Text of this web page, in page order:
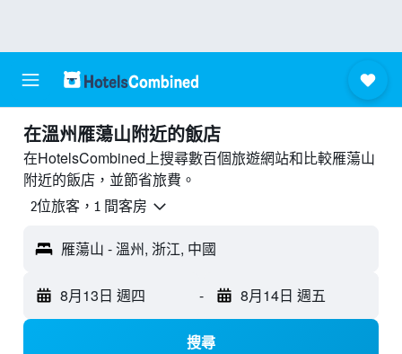
​在溫州雁蕩山附近​的飯店
在HotelsCombined上搜尋數百個旅遊網站和比較雁蕩山
附近的飯店，並節省旅費。
2位旅客，1 間客房
雁蕩山 - 溫州, 浙江, 中國
8月13日 週四 - 8月14日 週五
搜尋